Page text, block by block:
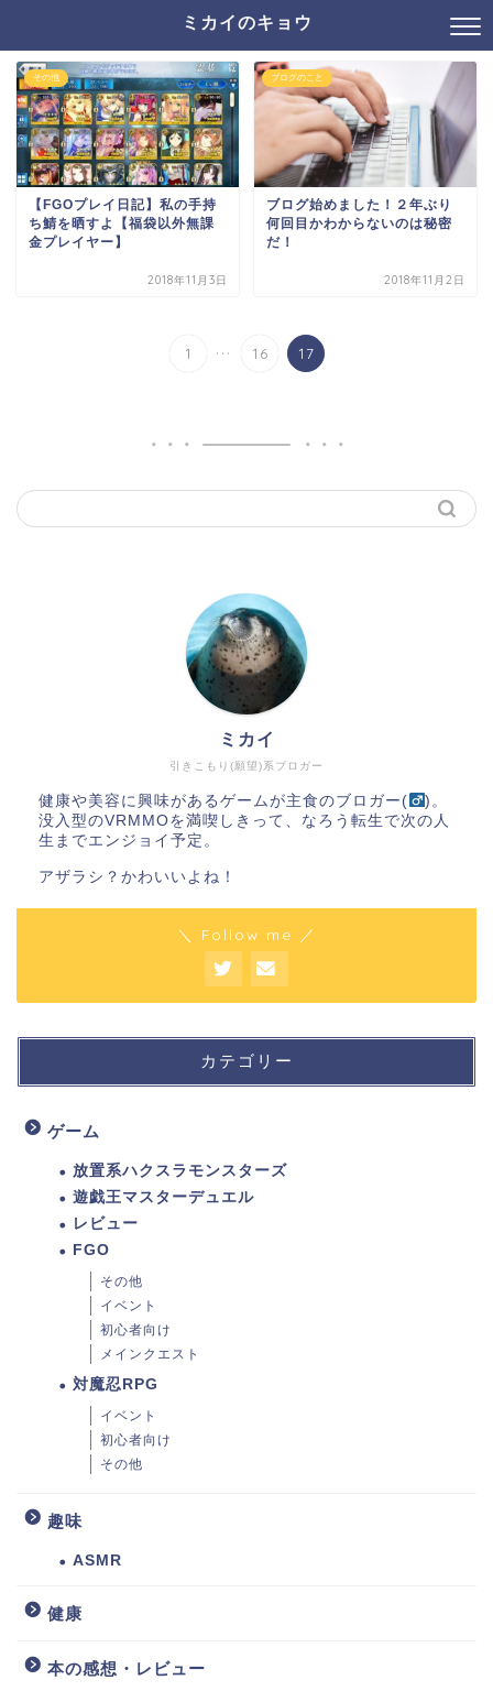
ミカイのキョウ
その他
【FGOプレイ日記】私の手持
ち鯖を晒すよ【福袋以外無課
金プレイヤー】
2018年11月3日
ブログのこと
ブログ始めました！２年ぶり
何回目かわからないのは秘密
だ！
2018年11月2日
1 ... 16 17
引きこもり(願望)系ブロガー
ミカイ
健康や美容に興味があるゲームが主食のブロガー(
)。
没入型のVRMMOを満喫しきって、なろう転生で次の人
生までエンジョイ予定。
アザラシ？かわいいよね！
＼ Follow me ／
カテゴリー
ゲーム
放置系ハクスラモンスターズ
遊戯王マスターデュエル
レビュー
FGO
その他
イベント
初心者向け
メインクエスト
対魔忍RPG
イベント
初心者向け
その他
趣味
ASMR
健康
本の感想・レビュー